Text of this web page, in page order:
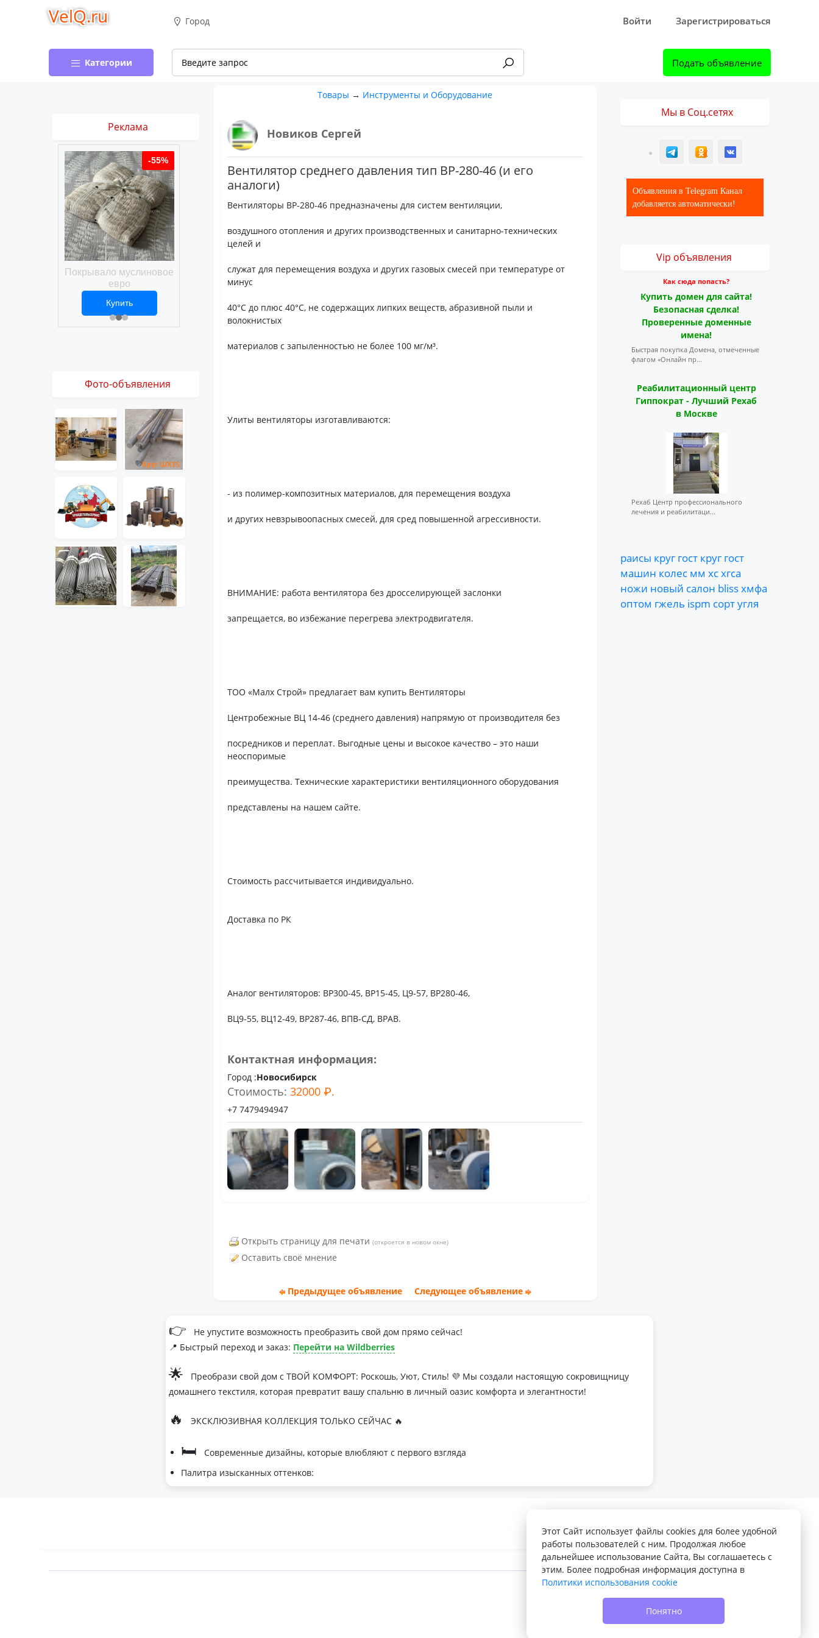
VelQ.ru Город Войти Зарегистрироваться
Категории Подать объявление
Товары → Инструменты и Оборудование
Новиков Сергей
Вентилятор среднего давления тип ВР-280-46 (и его
аналоги)
Вентиляторы ВР-280-46 предназначены для систем вентиляции,
воздушного отопления и других производственных и санитарно-технических
целей и
служат для перемещения воздуха и других газовых смесей при температуре от
минус
40°С до плюс 40°С, не содержащих липких веществ, абразивной пыли и
волокнистых
материалов с запыленностью не более 100 мг/м³.
Улиты вентиляторы изготавливаются:
- из полимер-композитных материалов, для перемещения воздуха
и других невзрывоопасных смесей, для сред повышенной агрессивности.
ВНИМАНИЕ: работа вентилятора без дросселирующей заслонки
запрещается, во избежание перегрева электродвигателя.
ТОО «Малх Строй» предлагает вам купить Вентиляторы
Центробежные ВЦ 14-46 (среднего давления) напрямую от производителя без
посредников и переплат. Выгодные цены и высокое качество – это наши
неоспоримые
преимущества. Технические характеристики вентиляционного оборудования
представлены на нашем сайте.
Стоимость рассчитывается индивидуально.
Доставка по РК
Аналог вентиляторов: ВР300-45, ВР15-45, Ц9-57, ВР280-46,
ВЦ9-55, ВЦ12-49, ВР287-46, ВПВ-СД, ВРАВ.
Контактная информация:
Город :Новосибирск
Стоимость:32000 ₽.
+7 7479494947
Открыть страницу для печати (откроется в новом окне)
Оставить своё мнение
Предыдущее объявление Следующее объявление
Реклама
-55%
Покрывало муслиновое
евро
2 469 ₽
Купить
-55%
Покрывало вафельное
3 061 ₽
Купить
Фото-объявления
Мы в Соц.сетях
T ОК ВК
Объявления в Telegram Канал
добавляется автоматически!
Vip объявления
Как сюда попасть?
Купить домен для сайта!
Безопасная сделка!
Проверенные доменные
имена!
Быстрая покупка Домена, отмеченные
флагом «Онлайн пр...
Реабилитационный центр
Гиппократ - Лучший Рехаб
в Москве
Рехаб Центр профессионального
лечения и реабилитаци...
раисы круг гост круг гост
машин колес мм хсхгса
ножи новый салон blissхмфа
оптом гжель ispm сортугля
👉
Не упустите возможность преобразить свой дом прямо сейчас!
📍 Быстрый переход и заказ: Перейти на Wildberries
🌟
Преобрази свой дом с ТВОЙ КОМФОРТ: Роскошь, Уют, Стиль! 💜 Мы создали настоящую сокровищницу
домашнего текстиля, которая превратит вашу спальню в личный оазис комфорта и элегантности!
🔥 ЭКСКЛЮЗИВНАЯ КОЛЛЕКЦИЯ ТОЛЬКО СЕЙЧАС 🔥
🛏
Современные дизайны, которые влюбляют с первого взгляда
Палитра изысканных оттенков:
- Натуральный шелк
Этот Сайт использует файлы cookies для более удобной
работы пользователей с ним. Продолжая любое
дальнейшее использование Сайта, Вы соглашаетесь с
этим. Более подробная информация доступна в
Политики использования cookie
Понятно
© 2022 - 2026 Доска объявлений VELQ.RU